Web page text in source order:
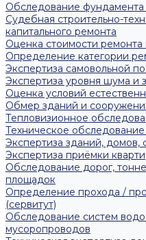
Обследование фундамента
Судебная строительно-
капитального ремонта
Оценка стоимости ремонта
Определение категории
Экспертиза самовольной
Экспертиза уровня шума и
Оценка условий
Обмер зданий и
Тепловизионное
Техническое
Экспертиза зданий, домов,
Экспертиза приёмки
Обследование дорог,
площадок
Определение прохода /
(сервитут)
Обследование систем
мусоропроводов